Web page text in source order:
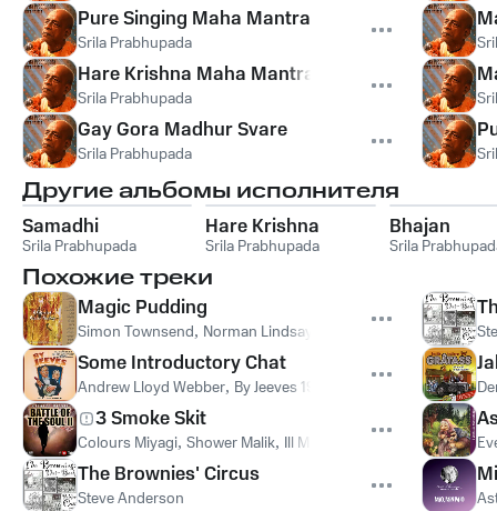
Pure Singing Maha Mantra
Srila Prabhupada
Hare Krishna Maha Mantra
Srila Prabhupada
Gay Gora Madhur Svare
Srila Prabhupada
Другие альбомы исполнителя
Samadhi
Srila Prabhupada
Hare Krishna
Srila Prabhupada
Bhajan
Srila
Похожие треки
Magic Pudding
Simon Townsend, Norman Lindsay
Some Introductory Chat
Andrew Lloyd Webber, By Jeeves 1996 Original London Cast
3 Smoke Skit
Colours Miyagi, Shower Malik, Ill Mill
The Brownies' Circus
Steve Anderson